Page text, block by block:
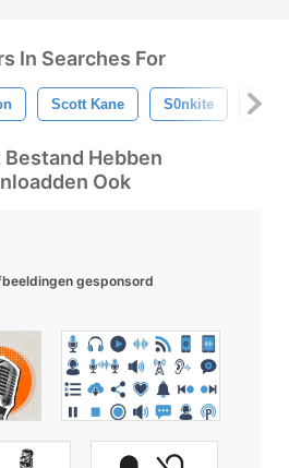
In Searches For
Scott Kane S0nkite Maas
Hebben
Ook
gesponsord